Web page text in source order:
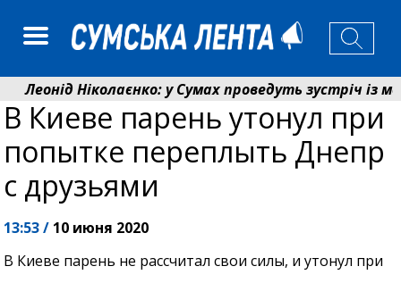
Ніколаєнко: у Сумах проведуть зустріч із
Святого Пантелеймона отримала апарат
В Киеве парень утонул при
попытке переплыть Днепр
с друзьями
13:53 / 10 июня 2020
В Киеве парень не рассчитал свои силы, и утонул при